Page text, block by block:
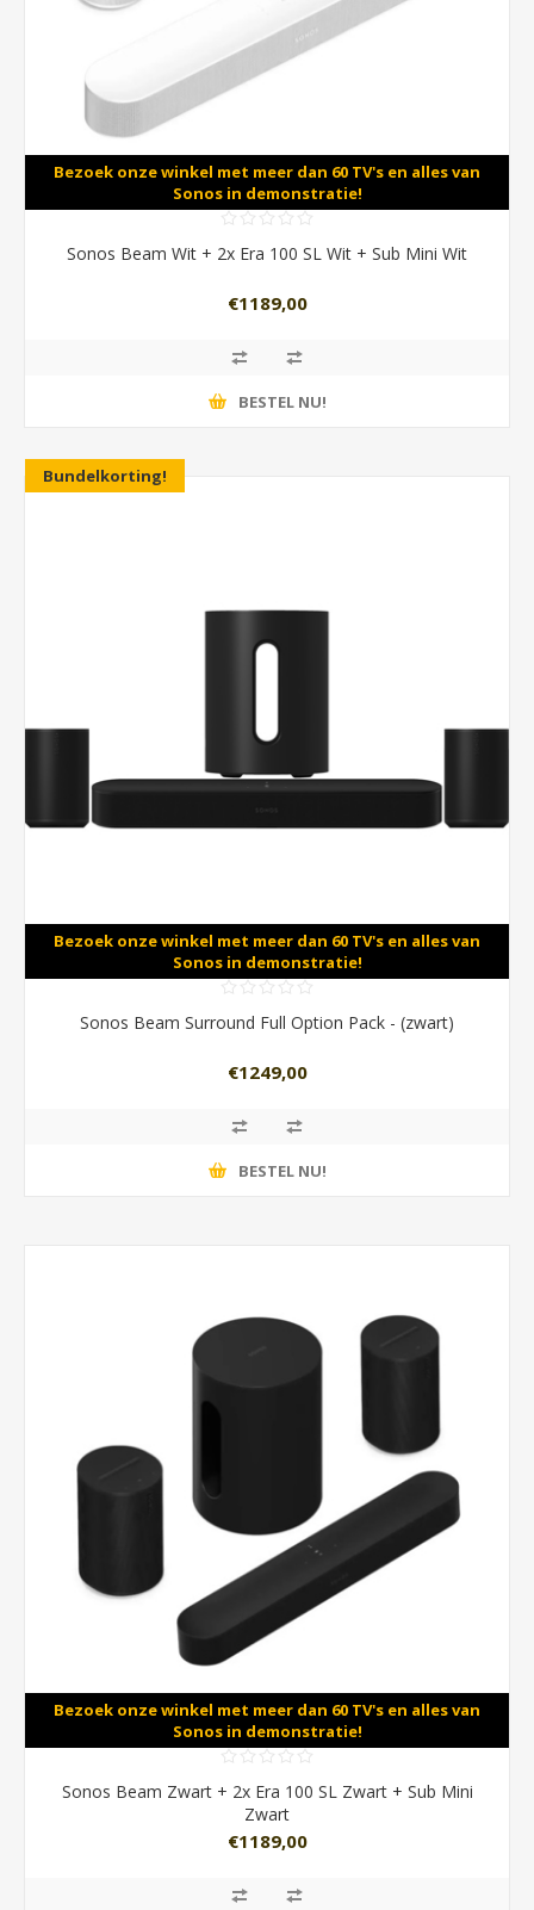
Bezoek onze winkel met meer dan 60 TV's en alles van
Sonos in demonstratie!
Sonos Beam Wit + 2x Era 100 SL Wit + Sub Mini Wit
€1189,00
BESTEL NU!
Bundelkorting!
Bezoek onze winkel met meer dan 60 TV's en alles van
Sonos in demonstratie!
Sonos Beam Surround Full Option Pack - (zwart)
€1249,00
BESTEL NU!
Bezoek onze winkel met meer dan 60 TV's en alles van
Sonos in demonstratie!
Sonos Beam Zwart + 2x Era 100 SL Zwart + Sub Mini
Zwart
€1189,00